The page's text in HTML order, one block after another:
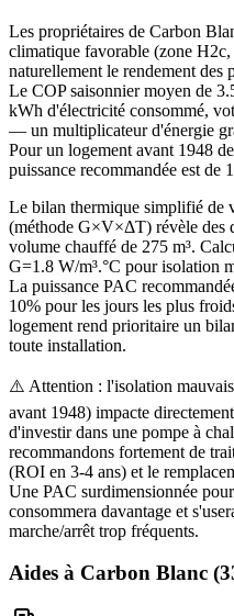
Les propriétaires de Carbon
climatique favorable (zone
naturellement le rendement des
Le COP saisonnier moyen de
kWh d'électricité consommé,
— un multiplicateur d'énergie
Pour un logement avant 1948
puissance recommandée est de
Le bilan thermique simplifié de
(méthode G×V×ΔT) révèle des
volume chauffé de 275 m³.
G=1.8 W/m³.°C pour isolation
La puissance PAC
10% pour les jours les plus
logement rend prioritaire un
toute installation.
⚠️ Attention : l'isolation
avant 1948) impacte
d'investir dans une pompe à
recommandons fortement de
(ROI en 3-4 ans) et le
Une PAC surdimensionnée
consommera davantage et
marche/arrêt trop fréquents.
Aides à Carbon Blanc (